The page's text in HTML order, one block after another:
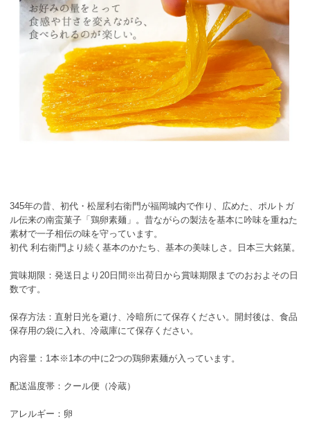
345年の昔、初代・松屋利右衛門が福岡城内で作り、広めた、ポルトガ
ル伝来の南蛮菓子「鶏卵素麺」。昔ながらの製法を基本に吟味を重ねた
素材で一子相伝の味を守っています。
初代 利右衛門より続く基本のかたち、基本の美味しさ。日本三大銘菓。
賞味期限：発送日より20日間※出荷日から賞味期限までのおおよその日
数です。
保存方法：直射日光を避け、冷暗所にて保存ください。開封後は、食品
保存用の袋に入れ、冷蔵庫にて保存ください。
内容量：1本※1本の中に2つの鶏卵素麺が入っています。
配送温度帯：クール便（冷蔵）
アレルギー：卵